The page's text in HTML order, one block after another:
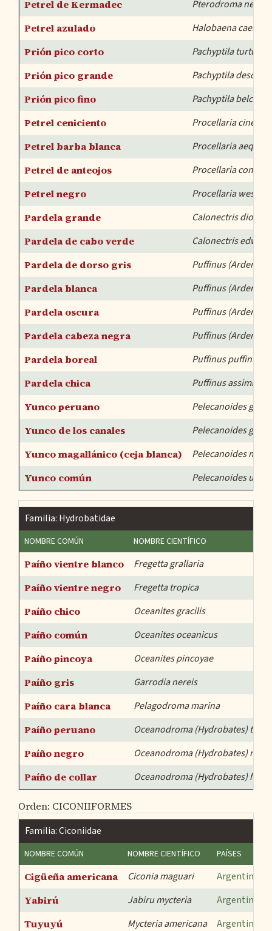
Petrel de Kermadec
Pterodroma
Petrel azulado
Halobaena
Prión pico corto
Pachyptila turtur
Prión pico grande
Pachyptila desolata
Prión pico fino
Pachyptila belcheri
Petrel ceniciento
Procellaria cinerea
Petrel barba blanca
Procellaria
Petrel de anteojos
Procellaria
Petrel negro
Procellaria
Pardela grande
Calonectris
Pardela de cabo verde
Calonectris
Pardela de dorso gris
Puffinus
Pardela blanca
Puffinus
Pardela oscura
Puffinus (Ardenna)
Pardela cabeza negra
Puffinus (Ardenna)
Pardela boreal
Puffinus puffinus
Pardela chica
Puffinus assimilis
Yunco peruano
Pelecanoides
Yunco de los canales
Pelecanoides
Yunco magallánico (ceja blanca)
Pelecanoides
Yunco común
Pelecanoides
Familia: Hydrobatidae
NOMBRE COMÚN NOMBRE CIENTÍFICO
Paíño vientre blanco
Fregetta grallaria
Paíño vientre negro
Fregetta tropica
Paíño chico
Oceanites gracilis
Paíño común
Oceanites oceanicus
Paíño pincoya
Oceanites pincoyae
Paíño gris
Garrodia nereis
Paíño cara blanca
Pelagodroma marina
Paíño peruano
Oceanodroma (Hydrobates)
Paíño negro
Oceanodroma (Hydrobates)
Paíño de collar
Oceanodroma (Hydrobates)
Orden: CICONIIFORMES
Familia: Ciconiidae
NOMBRE COMÚN NOMBRE CIENTÍFICO PAÍSES
Cigüeña americana Ciconia maguari Argentina
Yabirú
Jabiru mycteria Argentina
Tuyuyú
Mycteria americana Argentina